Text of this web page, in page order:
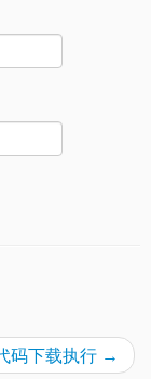
码下载执行 →